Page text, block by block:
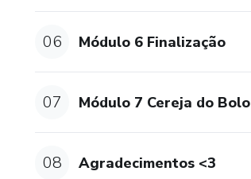
06 Módulo 6 Finalização
07 Módulo 7 Cereja do Bolo
08 Agradecimentos <3